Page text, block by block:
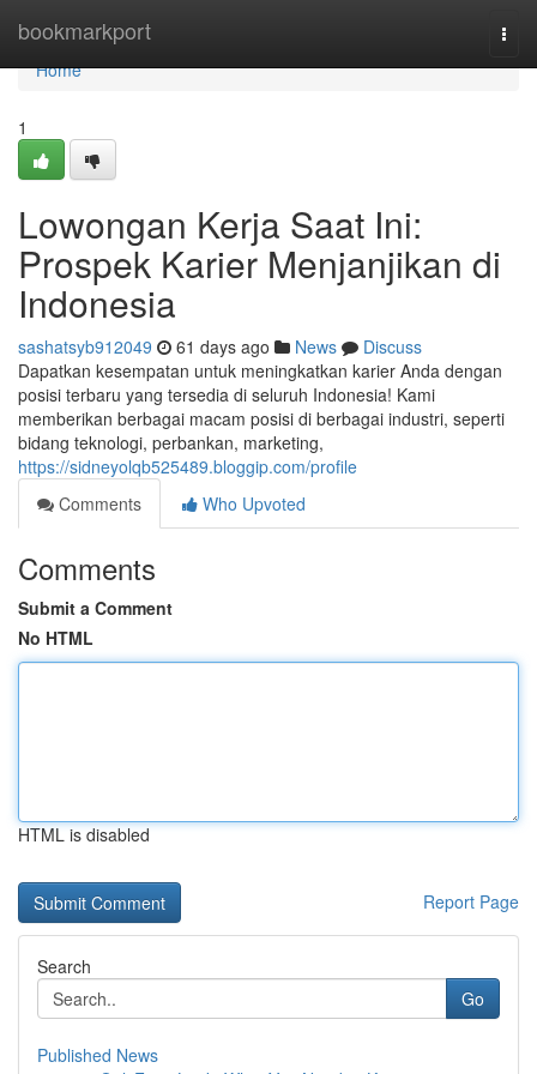
bookmarkport
Home
Home
1
Lowongan Kerja Saat Ini:
Prospek Karier Menjanjikan di
Indonesia
sashatsyb912049 61 days ago News
Discuss
Dapatkan kesempatan untuk meningkatkan karier Anda dengan
posisi terbaru yang tersedia di seluruh Indonesia! Kami
memberikan berbagai macam posisi di berbagai industri, seperti
bidang teknologi, perbankan, marketing,
https://sidneyolqb525489.bloggip.com/profile
Comments
Who Upvoted
Comments
Submit a Comment
No HTML
HTML is disabled
Report Page
Search
Go
Published News